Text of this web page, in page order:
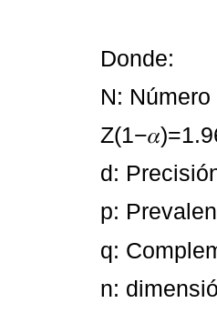
Donde:
N:
d:
p:
q:
n: